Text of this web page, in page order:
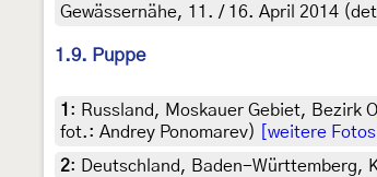
Gewässernähe, 11. / 16. April 2014
1.9. Puppe
1 : Russland, Moskauer Gebiet, Bezirk
fot.: Andrey Ponomarev)
[weitere
2: Deutschland, Baden-Württemberg,